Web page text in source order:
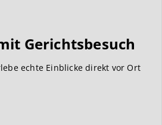
Gerichtsbesuch
echte Einblicke direkt vor Ort